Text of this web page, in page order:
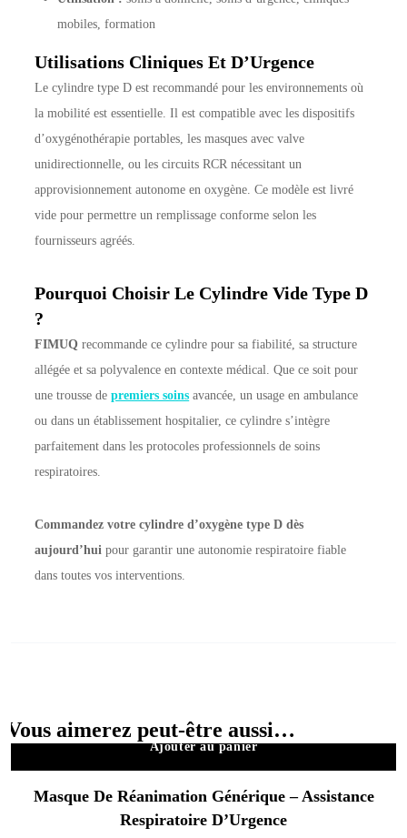
mobiles, formation
Utilisations Cliniques Et D’Urgence
Le cylindre type D est recommandé pour les environnements où
la mobilité est essentielle. Il est compatible avec les dispositifs
d’oxygénothérapie portables, les masques avec valve
unidirectionnelle, ou les circuits RCR nécessitant un
approvisionnement autonome en oxygène. Ce modèle est livré
vide pour permettre un remplissage conforme selon les
fournisseurs agréés.
Pourquoi Choisir Le Cylindre Vide Type D
?
FIMUQ recommande ce cylindre pour sa fiabilité, sa structure
allégée et sa polyvalence en contexte médical. Que ce soit pour
une trousse depremiers soins avancée, un usage en ambulance
ou dans un établissement hospitalier, ce cylindre s’intègre
parfaitement dans les protocoles professionnels de soins
respiratoires.
Commandez votre cylindre d’oxygène type D dès
aujourd’hui pour garantir une autonomie respiratoire fiable
dans toutes vos interventions.
Vous aimerez peut-être aussi…
Ajouter au panier
Masque De Réanimation Générique – Assistance
Respiratoire D’Urgence